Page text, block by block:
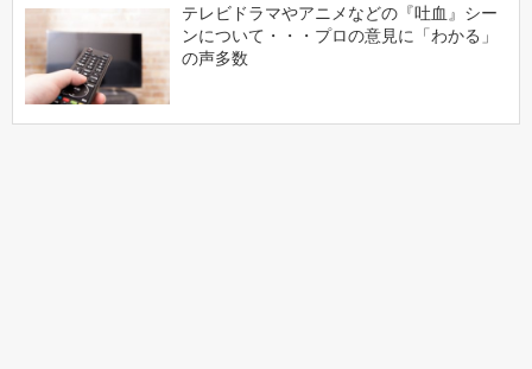
テレビドラマやアニメなどの『吐血』シー
ンについて・・・プロの意見に「わかる」
の声多数